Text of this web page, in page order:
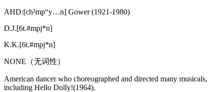
AHD:[ch²mp“y…n] Gower (1921-1980)
D.J.[6t.#mpj*n]
K.K.[6t.#mpj*n]
NONE（无词性）
American dancer who choreographed and directed many musicals,
including Hello Dolly!(1964).